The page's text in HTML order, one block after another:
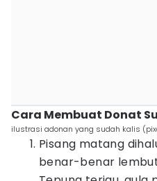
Cara Membuat Donat
ilustrasi adonan yang sudah kalis
Pisang matang
benar-benar